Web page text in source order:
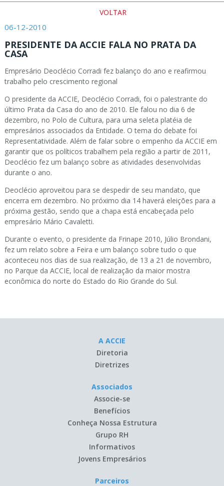
VOLTAR
06-12-2010
PRESIDENTE DA ACCIE FALA NO PRATA DA
CASA
Empresário Deoclécio Corradi fez balanço do ano e reafirmou
trabalho pelo crescimento regional
O presidente da ACCIE, Deoclécio Corradi, foi o palestrante do
último Prata da Casa do ano de 2010. Ele falou no dia 6 de
dezembro, no Polo de Cultura, para uma seleta platéia de
empresários associados da Entidade. O tema do debate foi
Representatividade. Além de falar sobre o empenho da ACCIE em
garantir que os políticos trabalhem pela região a partir de 2011,
Deoclécio fez um balanço sobre as atividades desenvolvidas
durante o ano.
Deoclécio aproveitou para se despedir de seu mandato, que
encerra em dezembro. No próximo dia 14 haverá eleições para a
próxima gestão, sendo que a chapa está encabeçada pelo
empresário Mário Cavaletti.
Durante o evento, o presidente da Frinape 2010, Júlio Brondani,
fez um relato sobre a Feira e um balanço sobre tudo o que
aconteceu nos dias de sua realização, de 13 a 21 de novembro,
no Parque da ACCIE, local de realização da maior mostra
econômica do norte do Estado do Rio Grande do Sul.
A ACCIE
Diretoria
Diretrizes
Associados
Associe-se
Benefícios
Conheça Nossa Estrutura
Grupo RH
Informativos
Jovens Empresários
Parceiros